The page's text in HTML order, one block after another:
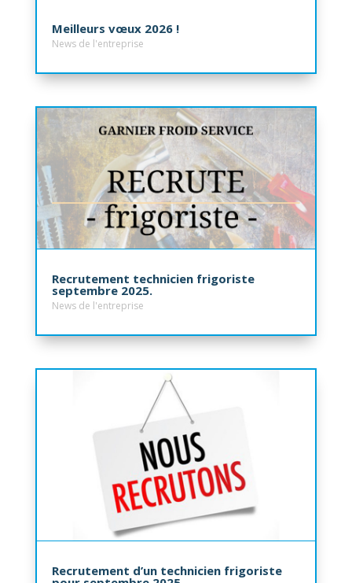
Meilleurs vœux 2026 !
News de l'entreprise
Recrutement technicien frigoriste
septembre 2025.
News de l'entreprise
Recrutement d’un technicien frigoriste